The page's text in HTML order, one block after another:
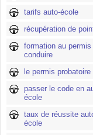
tarifs auto-école
récupération de
formation au permis
conduire
le permis probatoire
passer le code en
école
taux de réussite
école